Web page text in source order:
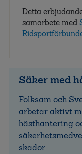
Detta
samarbete med
Säker med
Folksam och
arbetar aktivt
hästhantering
skador.